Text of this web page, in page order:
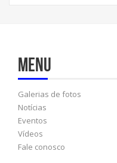
Menu
Galerias de fotos
Notícias
Eventos
Vídeos
Fale conosco